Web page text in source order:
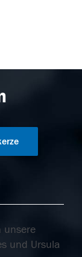
unsere
und Ursula